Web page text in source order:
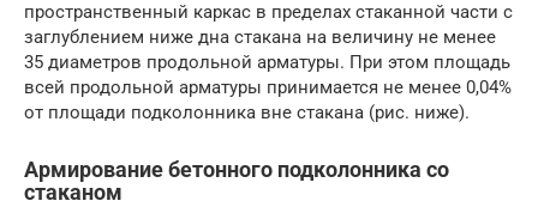
пространственный каркас в пределах стаканной час­ти с
заглублением ниже дна стакана на величину не менее
35 диаметров про­дольной арматуры. При этом площадь
всей продольной арматуры принимается не менее 0,04%
от площади подколонника вне стакана (рис. ниже).
Армирование бетонного подколонника со
стаканом